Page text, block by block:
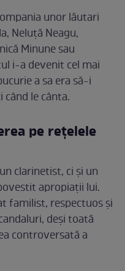
unor lăutari
Neluță Neagu,
Minune sau
i-a devenit cel mai
a sa era să-i
le cânta.
pe rețelele
clarinetist, ci și un
apropiații lui.
familist, respectuos și
deși toată
controversată a